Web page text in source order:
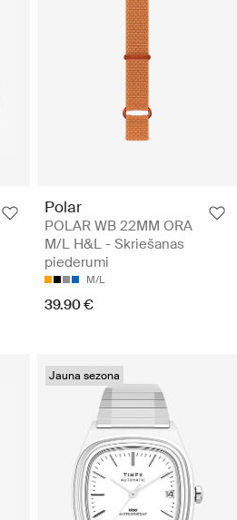
Polar
POLAR WB 22MM ORA
M/L H&L - Skriešanas
piederumi
M/L
39.90 €
Jauna sezona